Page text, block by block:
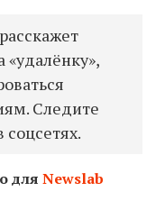
Следите
для Newslab